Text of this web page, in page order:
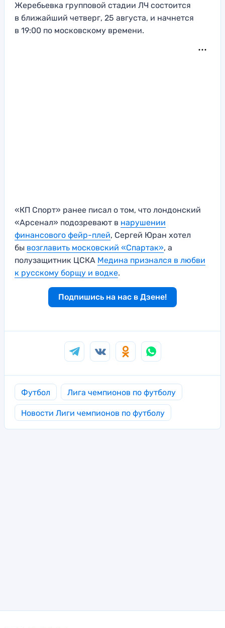
Жеребьевка групповой стадии ЛЧ состоится
в ближайший четверг, 25 августа, и начнется
в 19:00 по московскому времени.
«КП Спорт» ранее писал о том, что лондонский
«Арсенал» подозревают в нарушении
финансового фейр-плей, Сергей Юран хотел
бы возглавить московский «Спартак», а
полузащитник ЦСКА Медина признался в любви
к русскому борщу и водке.
Подпишись на нас в Дзене!
Футбол Лига чемпионов по футболу
Новости Лиги чемпионов по футболу